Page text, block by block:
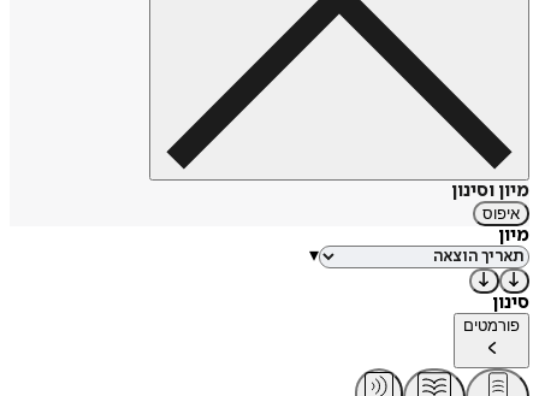
מיון וסינון
איפוס
מיון
▾
סינון
פורמטים